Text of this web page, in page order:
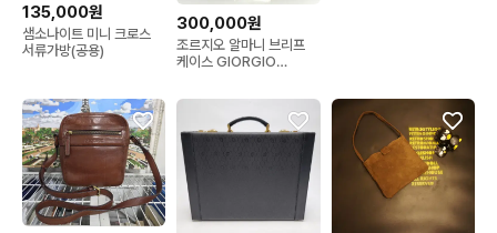
135,000원
샘소나이트 미니 크로스
서류가방(공용)
300,000원
조르지오 알마니 브리프
케이스 GIORGIO